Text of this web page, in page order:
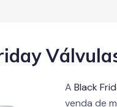
ABlack
venda de